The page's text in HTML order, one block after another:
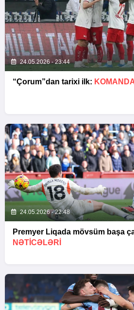
24.05.2026 - 23:44
“Çorum”dan tarixi ilk:
24.05.2026 - 22:48
Premyer Liqada mövsüm başa
NƏTİCƏLƏRİ